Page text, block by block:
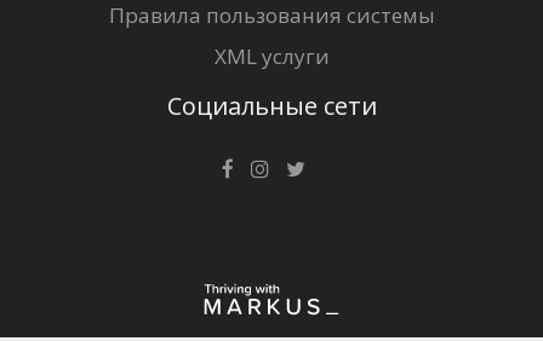
Правила пользования системы
XML услуги
Социальные сети